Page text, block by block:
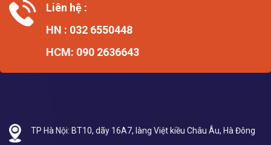
Liên hệ :
HN : 032 6550448
HCM: 090 2636643
TP Hà Nội: BT10, dãy 16A7, làng Việt kiều Châu Âu, Hà Đông